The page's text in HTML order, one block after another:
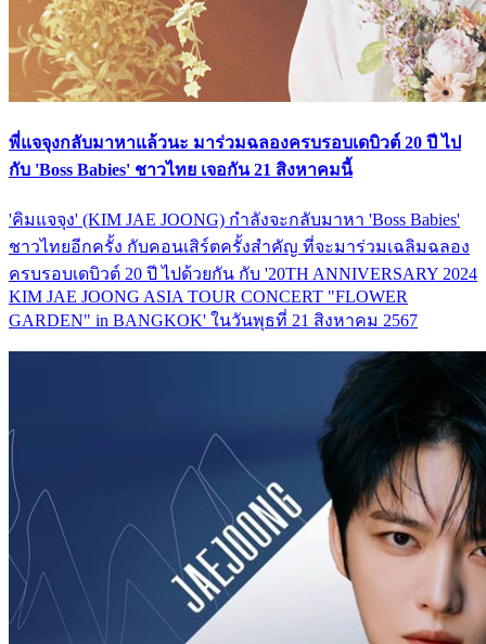
พี่แจจุงกลับมาหาแล้วนะ มาร่วมฉลองครบรอบเดบิวต์ 20 ปี ไป
กับ 'Boss Babies' ชาวไทย เจอกัน 21 สิงหาคมนี้
'คิมแจจุง' (KIM JAE JOONG) กำลังจะกลับมาหา 'Boss Babies'
ชาวไทยอีกครั้ง กับคอนเสิร์ตครั้งสำคัญ ที่จะมาร่วมเฉลิมฉลอง
ครบรอบเดบิวต์ 20 ปี ไปด้วยกัน กับ '20TH ANNIVERSARY 2024
KIM JAE JOONG ASIA TOUR CONCERT "FLOWER
GARDEN" in BANGKOK' ในวันพุธที่ 21 สิงหาคม 2567